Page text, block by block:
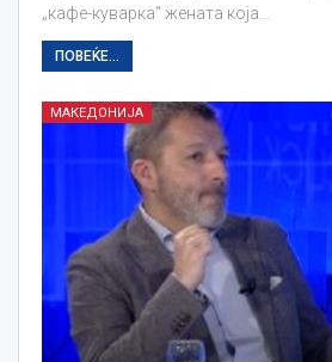
„кафе-куварка“ жената која…
ПОВЕЌЕ...
МАКЕДОНИЈА